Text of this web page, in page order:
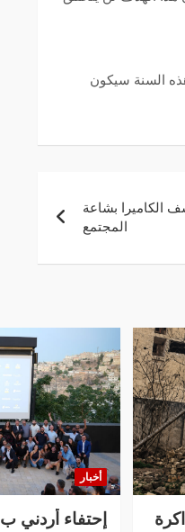
السنة سيكون
الكاميرا بشاعة
المجتمع
أخبار
إحتفاء أردني